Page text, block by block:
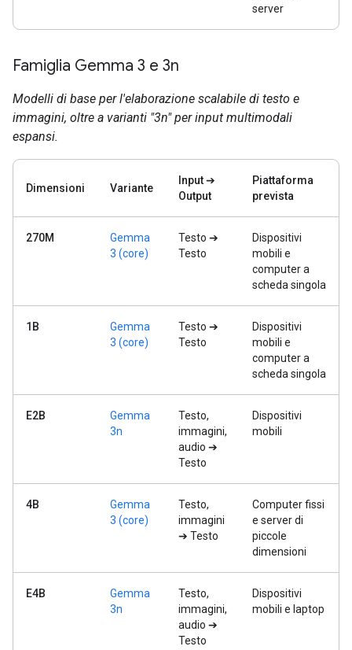
server
Famiglia Gemma 3 e 3n
Modelli di base per l'elaborazione scalabile di testo e
immagini, oltre a varianti "3n" per input multimodali
espansi.
Dimensioni Variante
Input ➔
Output
Piattaforma
prevista
270M
Gemma
3 (core)
Testo ➔
Testo
Dispositivi
mobili e
computer a
scheda singola
1B
Gemma
3 (core)
Testo ➔
Testo
Dispositivi
mobili e
computer a
scheda singola
E2B
Gemma
3n
Testo,
immagini,
audio ➔
Testo
Dispositivi
mobili
4B
Gemma
3 (core)
Testo,
immagini
➔ Testo
Computer fissi
e server di
piccole
dimensioni
E4B
Gemma
3n
Testo,
immagini,
audio ➔
Testo
Dispositivi
mobili e laptop